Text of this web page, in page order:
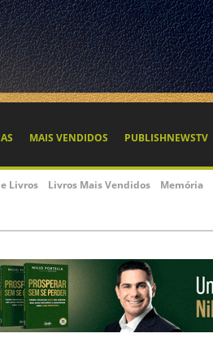
MAIS VENDIDOS PUBLISHNEWSTV
Livros Livros Mais Vendidos Memória